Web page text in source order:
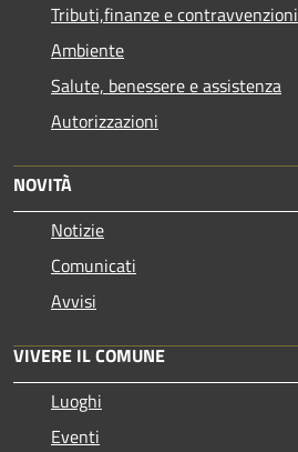
Tributi,finanze e contravvenzioni
Ambiente
Salute, benessere e assistenza
Autorizzazioni
NOVITÀ
Notizie
Comunicati
Avvisi
VIVERE IL COMUNE
Luoghi
Eventi